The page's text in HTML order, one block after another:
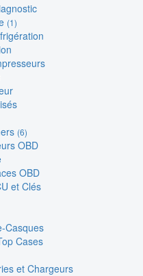
(1)
(6)
OBD
OBD
et Clés
Casques
Cases
et Chargeurs